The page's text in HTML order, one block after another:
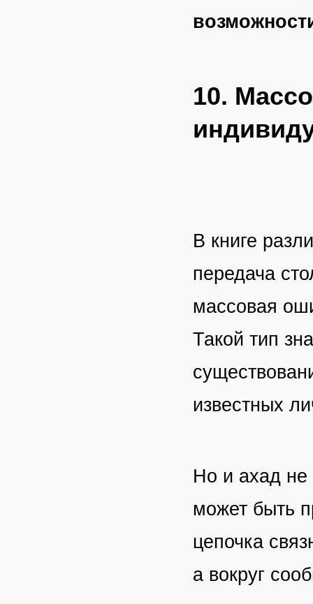
10.
В книге
передача
массовая
Такой тип
известных
Но и ахад не
может быть
цепочка
а вокруг